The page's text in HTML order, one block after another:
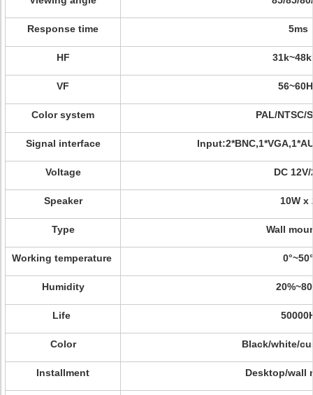
Response time 5ms
HF
VF
Color system PAL/NTSC/
Signal interface
Voltage DC
Speaker 10W x
Type Wall
Working temperature 0°~50°
Humidity
Life
Color Black/white/
Installment Desktop/wall